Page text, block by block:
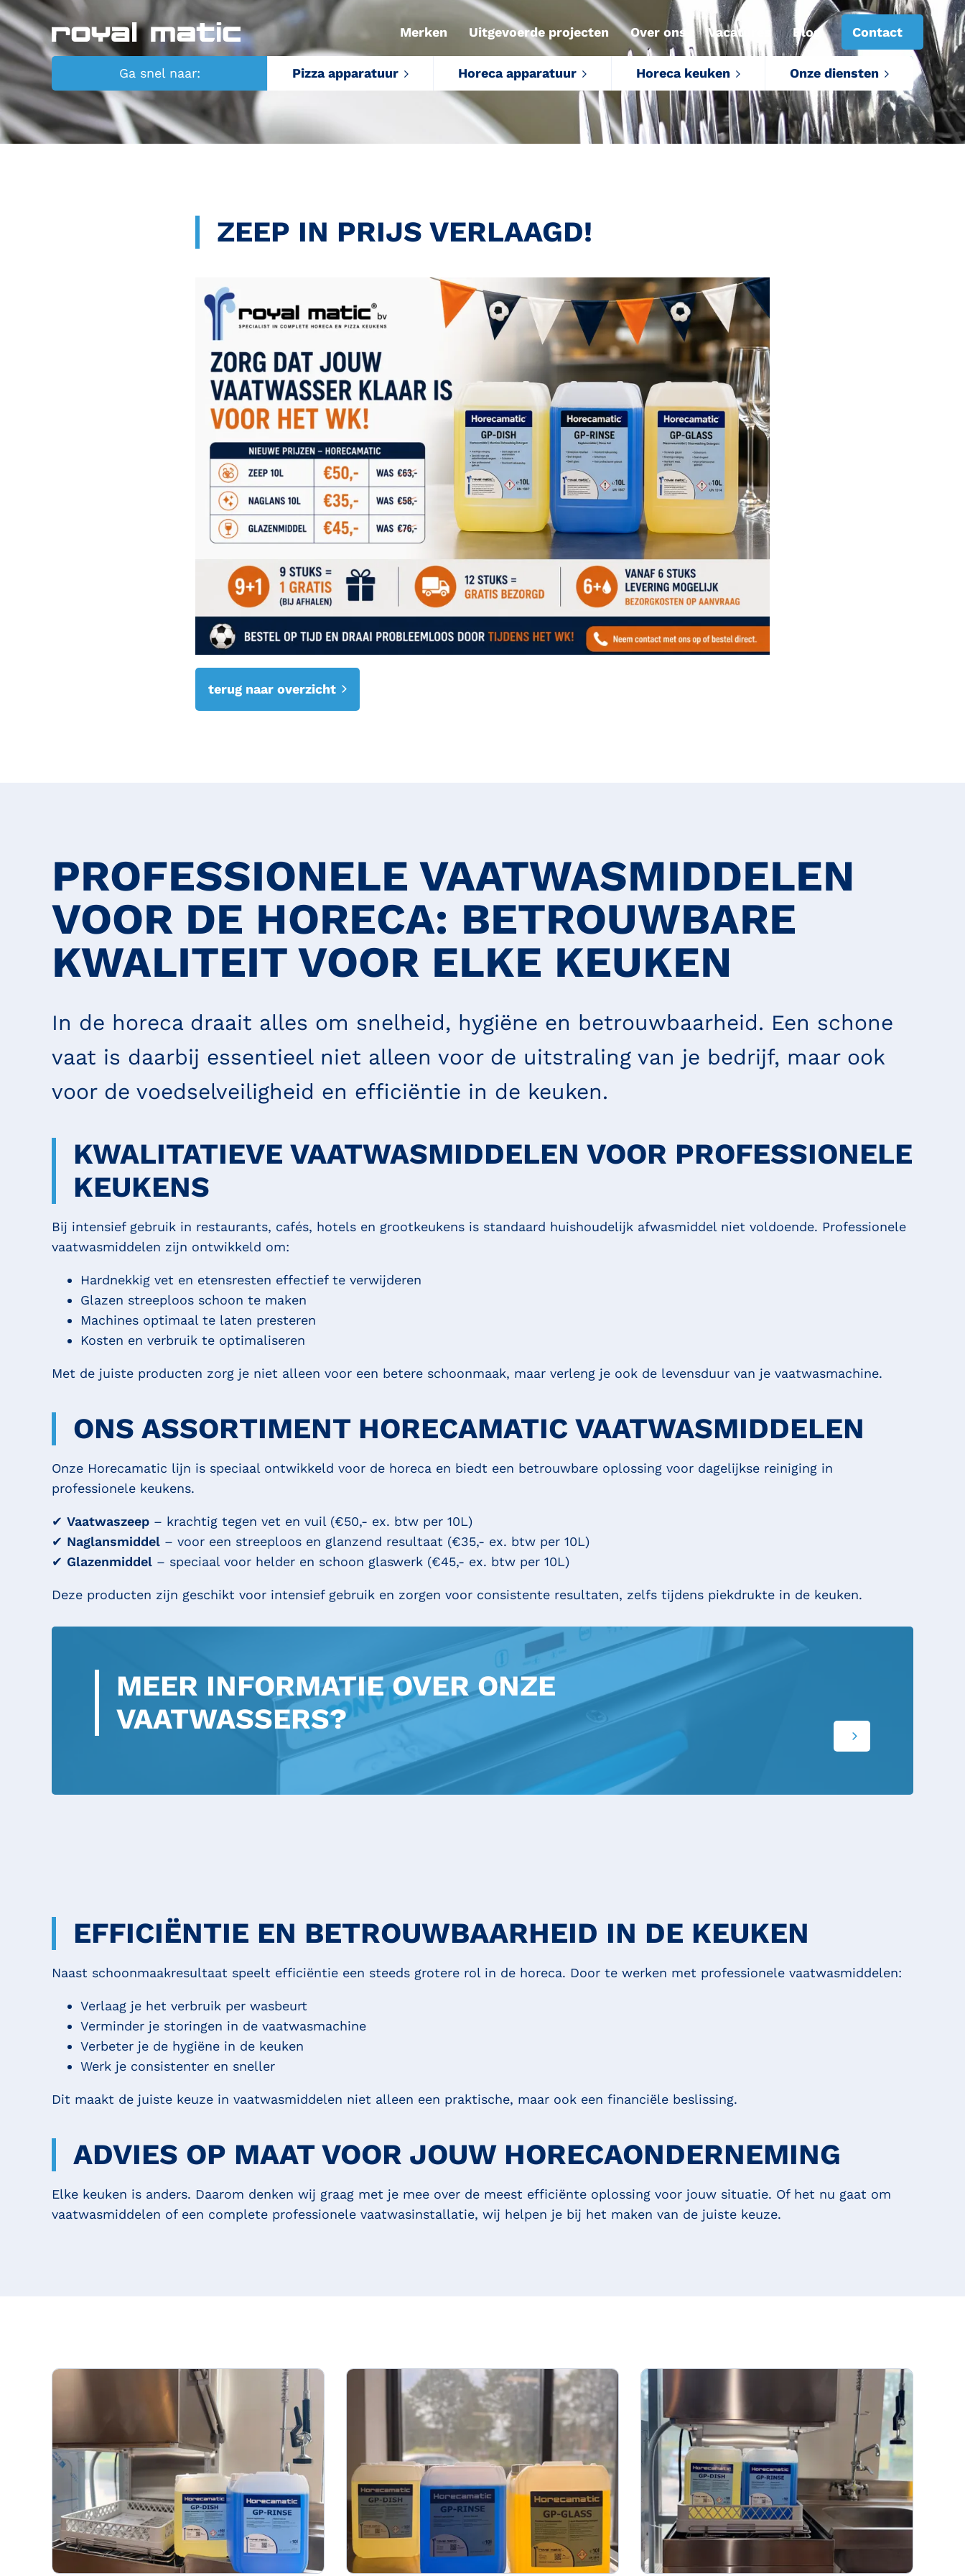
Merken Uitgevoerde projecten Over ons Vacatures Blog Contact
Ga snel naar: Pizza apparatuur Horeca apparatuur Horeca keuken Onze diensten
ZEEP IN PRIJS VERLAAGD!
terug naar overzicht
PROFESSIONELE VAATWASMIDDELEN
VOOR DE HORECA: BETROUWBARE
KWALITEIT VOOR ELKE KEUKEN
In de horeca draait alles om snelheid, hygiëne en betrouwbaarheid. Een schone
vaat is daarbij essentieel niet alleen voor de uitstraling van je bedrijf, maar ook
voor de voedselveiligheid en efficiëntie in de keuken.
KWALITATIEVE VAATWASMIDDELEN VOOR PROFESSIONELE
KEUKENS
Bij intensief gebruik in restaurants, cafés, hotels en grootkeukens is standaard huishoudelijk afwasmiddel niet voldoende. Professionele
vaatwasmiddelen zijn ontwikkeld om:
Hardnekkig vet en etensresten effectief te verwijderen
Glazen streeploos schoon te maken
Machines optimaal te laten presteren
Kosten en verbruik te optimaliseren
Met de juiste producten zorg je niet alleen voor een betere schoonmaak, maar verleng je ook de levensduur van je vaatwasmachine.
ONS ASSORTIMENT HORECAMATIC VAATWASMIDDELEN
Onze Horecamatic lijn is speciaal ontwikkeld voor de horeca en biedt een betrouwbare oplossing voor dagelijkse reiniging in
professionele keukens.
✔ Vaatwaszeep – krachtig tegen vet en vuil (€50,- ex. btw per 10L)
✔ Naglansmiddel – voor een streeploos en glanzend resultaat (€35,- ex. btw per 10L)
✔ Glazenmiddel – speciaal voor helder en schoon glaswerk (€45,- ex. btw per 10L)
Deze producten zijn geschikt voor intensief gebruik en zorgen voor consistente resultaten, zelfs tijdens piekdrukte in de keuken.
MEER INFORMATIE OVER ONZE
VAATWASSERS?
EFFICIËNTIE EN BETROUWBAARHEID IN DE KEUKEN
Naast schoonmaakresultaat speelt efficiëntie een steeds grotere rol in de horeca. Door te werken met professionele vaatwasmiddelen:
Verlaag je het verbruik per wasbeurt
Verminder je storingen in de vaatwasmachine
Verbeter je de hygiëne in de keuken
Werk je consistenter en sneller
Dit maakt de juiste keuze in vaatwasmiddelen niet alleen een praktische, maar ook een financiële beslissing.
ADVIES OP MAAT VOOR JOUW HORECAONDERNEMING
Elke keuken is anders. Daarom denken wij graag met je mee over de meest efficiënte oplossing voor jouw situatie. Of het nu gaat om
vaatwasmiddelen of een complete professionele vaatwasinstallatie, wij helpen je bij het maken van de juiste keuze.